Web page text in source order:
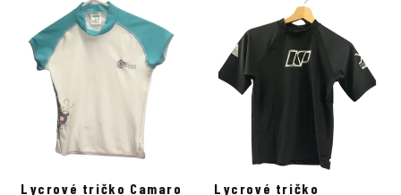
Lycrové tričko Camaro
Lycrové tričko